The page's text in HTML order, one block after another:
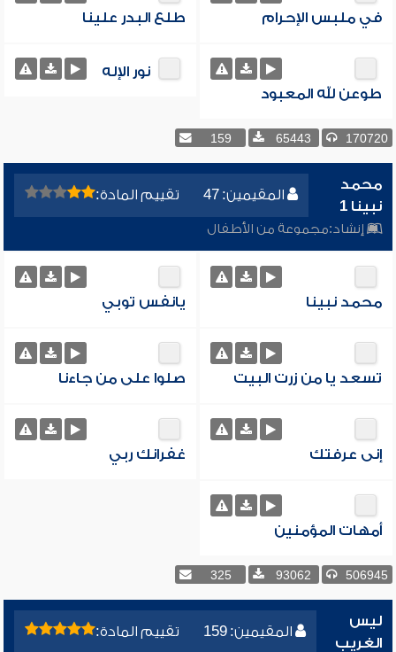
في ملبس الإحرام طلع البدر علينا
طوعن لله المعبود
نور الإله
170720
65443
159
المقيمين: 47 تقييم المادة:
محمد
نبينا 1
إنشاد:مجموعة من الأطفال
محمد نبينا يانفس توبي
تسعد يا من زرت البيت صلوا على من جاءنا
إنى عرفتك غفرانك ربي
أمهات المؤمنين
506945
93062
325
المقيمين: 159 تقييم المادة:
ليس
الغريب